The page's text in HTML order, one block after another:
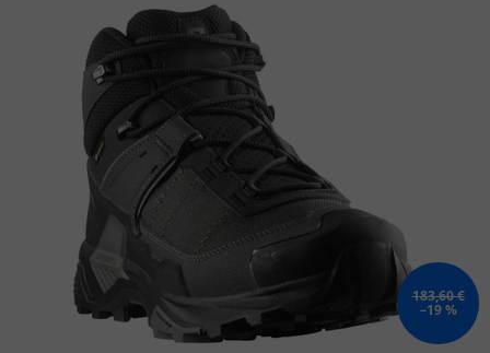
183,60 €
–19 %